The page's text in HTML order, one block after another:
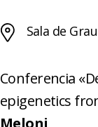
Sala de
Conferencia
epigenetics
Meloni